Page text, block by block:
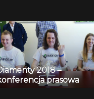
2018 –
prasowa